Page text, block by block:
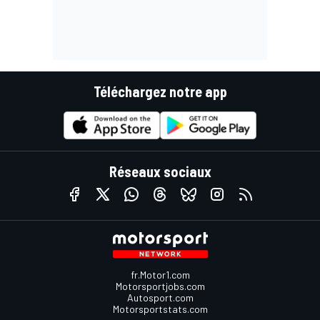
Téléchargez notre app
Réseaux sociaux
fr.Motor1.com
Motorsportjobs.com
Autosport.com
Motorsportstats.com